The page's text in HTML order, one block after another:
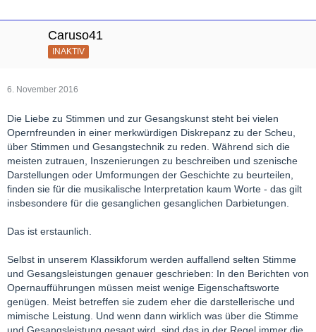
Caruso41
INAKTIV
6. November 2016
Die Liebe zu Stimmen und zur Gesangskunst steht bei vielen
Opernfreunden in einer merkwürdigen Diskrepanz zu der Scheu,
über Stimmen und Gesangstechnik zu reden. Während sich die
meisten zutrauen, Inszenierungen zu beschreiben und szenische
Darstellungen oder Umformungen der Geschichte zu beurteilen,
finden sie für die musikalische Interpretation kaum Worte - das gilt
insbesondere für die gesanglichen gesanglichen Darbietungen.
Das ist erstaunlich.
Selbst in unserem Klassikforum werden auffallend selten Stimme
und Gesangsleistungen genauer geschrieben: In den Berichten von
Opernaufführungen müssen meist wenige Eigenschaftsworte
genügen. Meist betreffen sie zudem eher die darstellerische und
mimische Leistung. Und wenn dann wirklich was über die Stimme